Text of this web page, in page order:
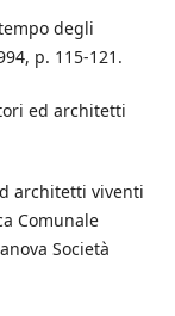
degli
p. 115-121.
ed architetti
architetti viventi
Comunale
Società